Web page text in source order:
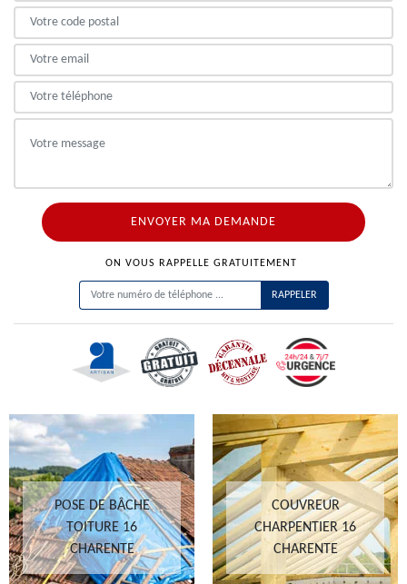
ON VOUS RAPPELLE GRATUITEMENT
POSE DE BÂCHE
TOITURE 16
CHARENTE
COUVREUR
CHARPENTIER 16
CHARENTE